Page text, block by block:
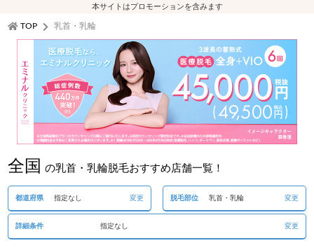
本サイトはプロモーションを含みます
TOP 乳首・乳輪
全国 の乳首・乳輪脱毛おすすめ店舗一覧！
都道府県 指定なし 変更 脱毛部位 乳首・乳輪 変更
詳細条件 指定なし 変更